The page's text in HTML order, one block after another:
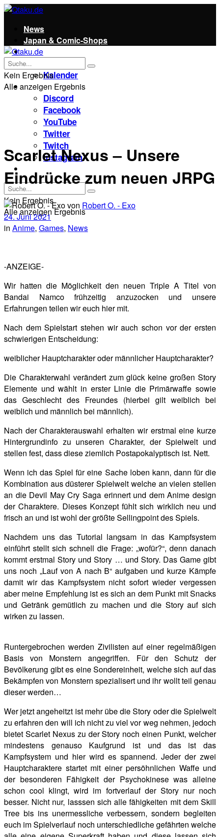
News
Japan & Comic-Shops
Qtaku
Kalender
Social
Discord
Facebook
YouTube
Twitter
Twitch
Instagram
Kein Ergebnis
Alle anzeigen Ergebnis
Kein Ergebnis
Alle anzeigen Ergebnis
Scarlet Nexus – Unsere
Eindrücke zum neuen JRPG
von Robert O. - Exo
24. Juni 2021
in Anime, Games, News
-ANZEIGE-
Wir hatten die Möglichkeit den neuen Triple A Titel von
Bandai Namco frühzeitig anzuzocken und unsere
Erfahrungen teilen wir euch hier mit.
Nach dem Spielstart stehen wir auch schon vor der ersten
schwierigen Entscheidung:
weiblicher Hauptcharakter oder männlicher Hauptcharakter?
Die Charakterwahl verändert zum glück keine großen Story
Elemente und wählt in erster Linie die Primärwaffe sowie
das Geschlecht des Freundes (hierbei gilt weiblich bei
weiblich und männlich bei männlich).
Nach der Charakterauswahl erhalten wir erstmal eine kurze
Hintergrundinfo zu unseren Charakter, der Spielwelt und
stellen fest, dass diese ziemlich Postapokalyptisch ist. Nett.
Wenn ich das Spiel für eine Sache loben kann, dann für die
Kombination aus düsterer Spielwelt welche an vielen stellen
an die Devil May Cry Saga erinnert und dem Anime design
der Charaktere. Dieses Konzept fühlt sich wirklich neu und
frisch an und ist wohl der größte Sellingpoint des Spiels.
Nachdem uns das Tutorial langsam in das Kampfsystem
einführt stellt sich schnell die Frage: „wofür?“, denn danach
kommt erstmal Story und Story … und Story. Das Game gibt
uns noch „Lauf von A nach B“ aufgaben und kurze Kämpfe
damit wir das Kampfsystem nicht sofort wieder vergessen
aber meine Empfehlung ist es sich an dem Punkt mit Snacks
und Getränk gemütlich zu machen und die Story auf sich
wirken zu lassen.
Runtergebrochen werden Zivilisten auf einer regelmäßigen
Basis von Monstern angegriffen. Für den Schutz der
Bevölkerung gibt es eine Sondereinheit, welche sich auf das
Bekämpfen von Monstern spezialisert und ihr wollt teil genau
dieser werden…
Wer jetzt angeheitzt ist mehr übe die Story oder die Spielwelt
zu erfahren den will ich nicht zu viel vor weg nehmen, jedoch
bietet Scarlet Nexus zu der Story noch einen Punkt, welcher
mindestens genauso Kaufgrund ist und das ist das
Kampfsystem und hier wird es spannend. Jeder der zwei
Hauptcharaktere startet mit einer persöhnlichen Waffe und
der besonderen Fähigkeit der Psychokinese was alleine
schon cool klingt, wird im fortverlauf der Story nur noch
besser. Nicht nur, lasssen sich alle fähigkeiten mit dem Skill
Tree bis ins unermessliche verbessern, sondern begleiten
euch im Spielverlauf noch unterschiedliche gefährten welche